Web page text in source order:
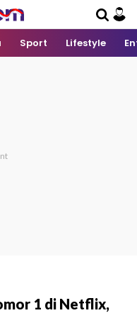
Sport Lifestyle
1 di Netflix,